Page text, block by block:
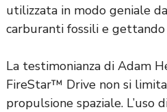
utilizzata in modo geniale
carburanti fossili e
La testimonianza di Adam
FireStar™ Drive non si
propulsione spaziale.